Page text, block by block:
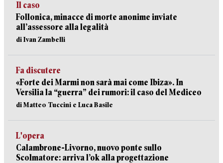
Il caso
Follonica, minacce di morte anonime inviate
all’assessore alla legalità
di Ivan Zambelli
Fa discutere
«Forte dei Marmi non sarà mai come Ibiza». In
Versilia la “guerra” dei rumori: il caso del Mediceo
di Matteo Tuccini e Luca Basile
L'opera
Calambrone-Livorno, nuovo ponte sullo
Scolmatore: arriva l’ok alla progettazione